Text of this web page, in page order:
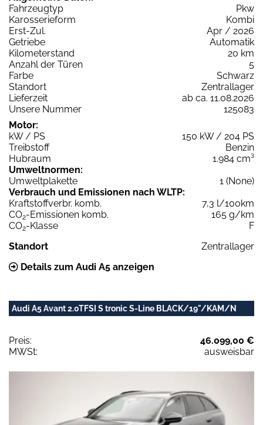
Fahrzeugtyp
Pkw
Karosserieform
Kombi
Erst-Zul.
Apr / 2026
Getriebe
Automatik
Kilometerstand
20 km
Anzahl der Türen
5
Farbe
Schwarz
Standort
Zentrallager
Lieferzeit
ab ca. 11.08.2026
Unsere Nummer
125083
Motor:
kW / PS
150 kW / 204 PS
Treibstoff
Benzin
Hubraum
1.984 cm³
Umweltnormen:
Umweltplakette
1 (None)
Verbrauch und Emissionen nach WLTP:
Kraftstoffverbr. komb.
7,3 l/100km
CO2-Emissionen komb.
165 g/km
CO2-Klasse
F
Standort
Zentrallager
Details zum Audi A5 anzeigen
Audi A5 Avant 2.0TFSI S tronic S-Line BLACK/19"/KAM/N
Preis:
46.099,00 €
MWSt:
ausweisbar